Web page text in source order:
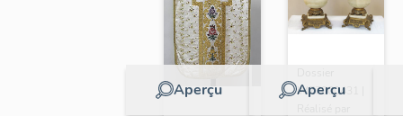
Aperçu Aperçu
IM77000431 |